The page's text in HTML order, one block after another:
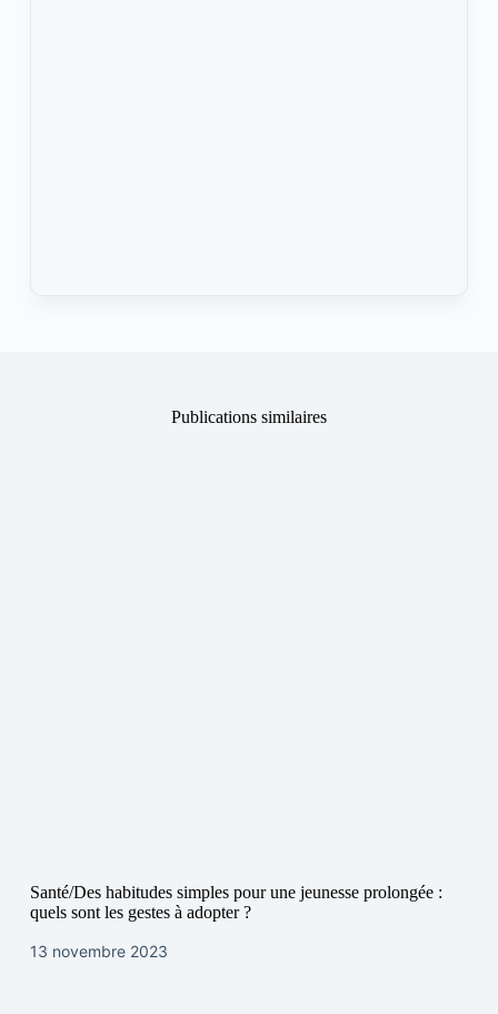
Publications similaires
Santé/Des habitudes simples pour une jeunesse prolongée :
quels sont les gestes à adopter ?
13 novembre 2023